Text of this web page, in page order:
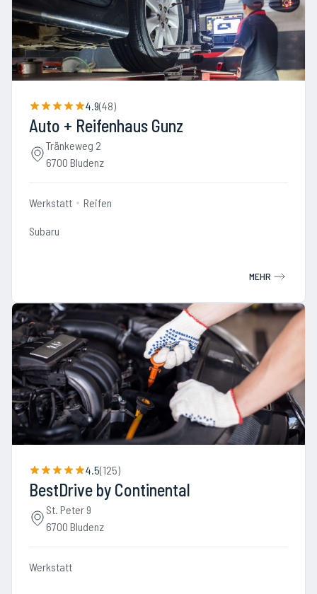
4.9(48)
Auto + Reifenhaus Gunz
Tränkeweg 2
6700 Bludenz
Werkstatt Reifen
Subaru
MEHR
4.5(125)
BestDrive by Continental
St. Peter 9
6700 Bludenz
Werkstatt